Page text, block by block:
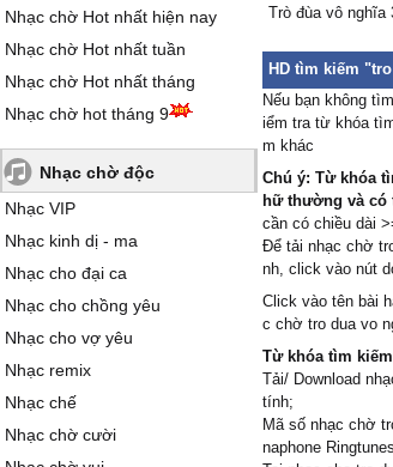
Nhạc chờ Hot nhất hiện nay
Nhạc chờ Hot nhất tuần
Nhạc chờ Hot nhất tháng
Nhạc chờ hot tháng 9
Nhạc chờ độc
Nhạc VIP
Nhạc kinh dị - ma
Nhạc cho đại ca
Nhạc cho chồng yêu
Nhạc cho vợ yêu
Nhạc remix
Nhạc chế
Nhạc chờ cười
Trò đùa vô nghĩa
HD tìm kiếm
Nếu bạn không
iểm tra từ khóa
m khác
Chú ý: Từ khóa
hữ thường và có
cần có chiều dài
Để tải nhạc chờ
nh, click vào nút
Click vào tên bài
c chờ tro dua vo
Từ khóa tìm
Tải/ Download
tính;
Mã số nhạc chờ
naphone